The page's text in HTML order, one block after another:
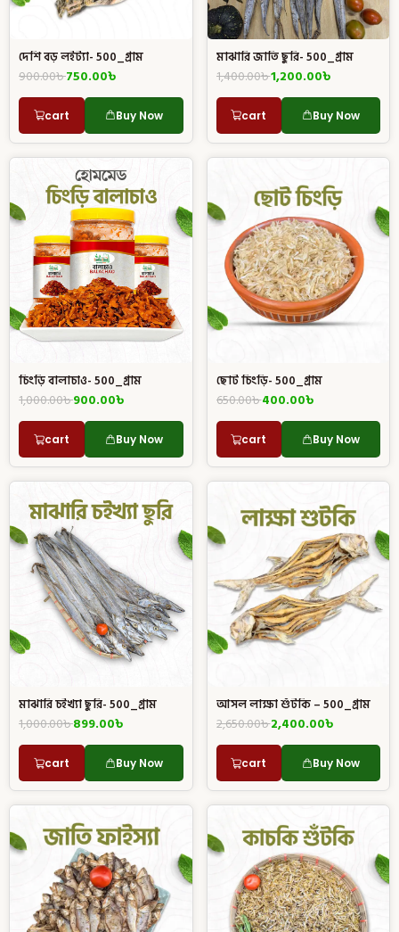
দেশি বড় লইট্যা- 500_গ্রাম
900.00৳750.00৳
cart Buy Now
মাঝারি জাতি ছুরি- 500_গ্রাম
1,400.00৳1,200.00৳
cart Buy Now
চিংড়ি বালাচাও- 500_গ্রাম
1,000.00৳900.00৳
cart Buy Now
ছোট চিংড়ি- 500_গ্রাম
650.00৳400.00৳
cart Buy Now
মাঝারি চইখ্যা ছুরি- 500_গ্রাম
1,000.00৳899.00৳
cart Buy Now
আসল লাক্ষা শুঁটকি – 500_গ্রাম
2,650.00৳2,400.00৳
cart Buy Now